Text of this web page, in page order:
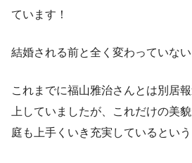
ています！
結婚される前と全く変わっていない
これまでに福山雅治さんとは別居
上していましたが、これだけの美
庭も上手くいき充実しているという